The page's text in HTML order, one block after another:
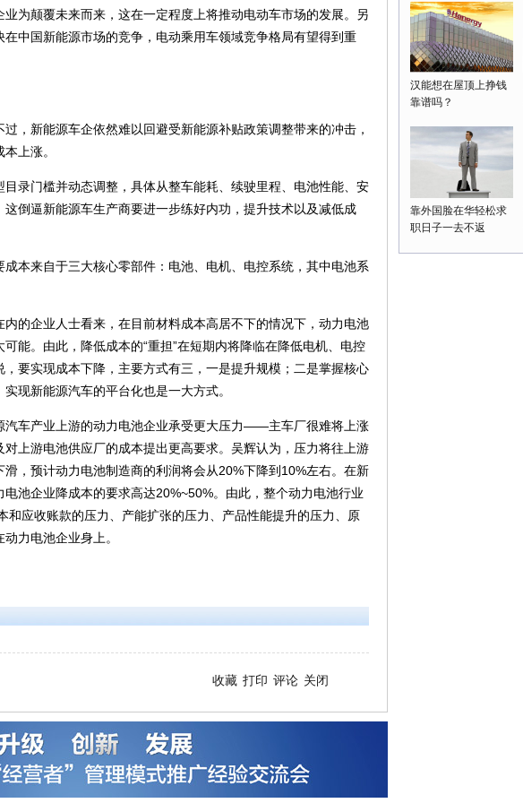
为颠覆未来而来，这在一定程度上将推动电动车市场的发展。另
中国新能源市场的竞争，电动乘用车领域竞争格局有望得到重
新能源车企依然难以回避受新能源补贴政策调整带来的冲击，
上涨。
门槛并动态调整，具体从整车能耗、续驶里程、电池性能、安
倒逼新能源车生产商要进一步练好内功，提升技术以及减低成
来自于三大核心零部件：电池、电机、电控系统，其中电池系
企业人士看来，在目前材料成本高居不下的情况下，动力电池
能。由此，降低成本的“重担”在短期内将降临在降低电机、电控
要实现成本下降，主要方式有三，一是提升规模；二是掌握核心
现新能源汽车的平台化也是一大方式。
产业上游的动力电池企业承受更大压力——主车厂很难将上涨
上游电池供应厂的成本提出更高要求。吴辉认为，压力将往上游
，预计动力电池制造商的利润将会从20%下降到10%左右。在新
池企业降成本的要求高达20%~50%。由此，整个动力电池行业
和应收账款的压力、产能扩张的压力、产品性能提升的压力、原
力电池企业身上。
收藏 打印 评论 关闭
汉能想在屋顶上挣钱
靠谱吗？
靠外国脸在华轻松求
职日子一去不返